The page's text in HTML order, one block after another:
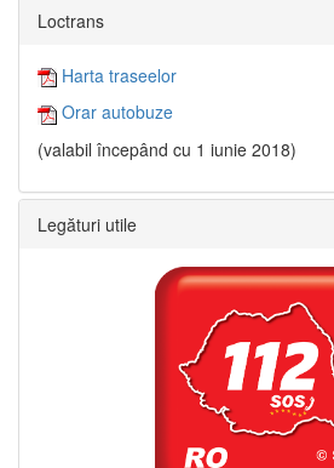
Loctrans
Harta traseelor
Orar autobuze
(valabil începând cu 1 iunie 2018)
Legături utile